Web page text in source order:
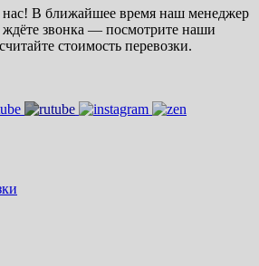
В ближайшее время наш менеджер
ждёте звонка — посмотрите наши
стоимость перевозки.